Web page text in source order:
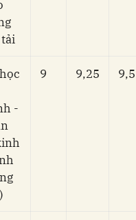
-
9 9,25 9,5